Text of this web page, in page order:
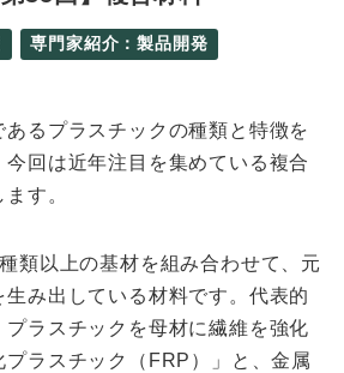
専門家紹介：製品開発
るプラスチックの種類と特徴を
回は近年注目を集めている複合
す。
類以上の基材を組み合わせて、元
み出している材料です。代表的
プラスチックを母材に繊維を強化
ラスチック（FRP）」と、金属